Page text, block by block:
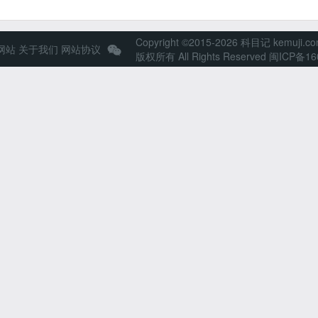
站 关于我们 网站协议
Copyright ©2015-2026 科目记
版权所有 All Rights Reserved 闽ICP备